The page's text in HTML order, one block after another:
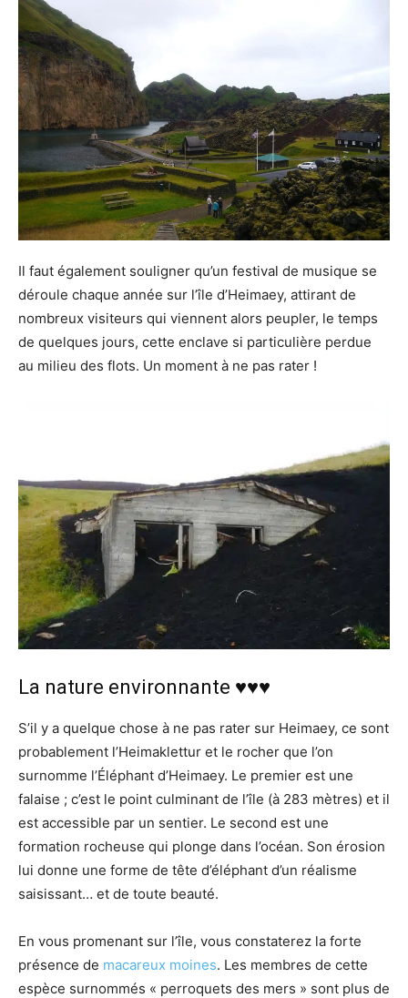
Il faut également souligner qu’un festival de musique se
déroule chaque année sur l’île d’Heimaey, attirant de
nombreux visiteurs qui viennent alors peupler, le temps
de quelques jours, cette enclave si particulière perdue
au milieu des flots. Un moment à ne pas rater !
La nature environnante ♥♥♥
S’il y a quelque chose à ne pas rater sur Heimaey, ce sont
probablement l’Heimaklettur et le rocher que l’on
surnomme l’Éléphant d’Heimaey. Le premier est une
falaise ; c’est le point culminant de l’île (à 283 mètres) et il
est accessible par un sentier. Le second est une
formation rocheuse qui plonge dans l’océan. Son érosion
lui donne une forme de tête d’éléphant d’un réalisme
saisissant… et de toute beauté.
En vous promenant sur l’île, vous constaterez la forte
présence de macareux moines. Les membres de cette
espèce surnommés « perroquets des mers » sont plus de